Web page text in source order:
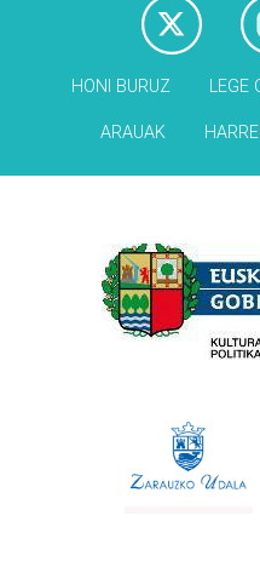
HONI BURUZ LEGE
ARAUAK